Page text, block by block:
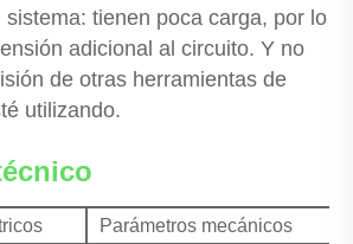
sistema: tienen poca carga, por lo
adicional al circuito. Y no
de otras herramientas de
utilizando.
Parámetros mecánicos